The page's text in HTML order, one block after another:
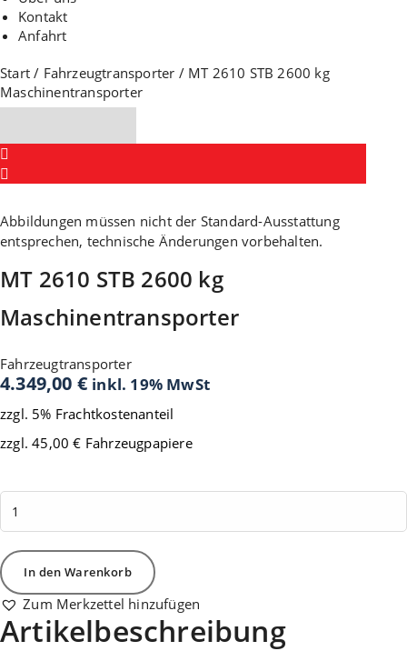
Kontakt
Anfahrt
Start / Fahrzeugtransporter / MT 2610 STB 2600 kg
Maschinentransporter
Abbildungen müssen nicht der Standard-Ausstattung
entsprechen, technische Änderungen vorbehalten.
MT 2610 STB 2600 kg
Maschinentransporter
Fahrzeugtransporter
4.349,00 € inkl. 19% MwSt
zzgl. 5% Frachtkostenanteil
zzgl. 45,00 € Fahrzeugpapiere
MT
2610
STB
2600
kg
Maschinentransporter
Menge
In den Warenkorb
Zum Merkzettel hinzufügen
Artikelbeschreibung